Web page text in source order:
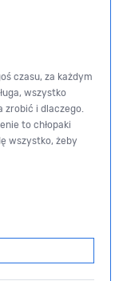
czasu, za każdym
wszystko
zrobić i dlaczego.
to chłopaki
wszystko, żeby